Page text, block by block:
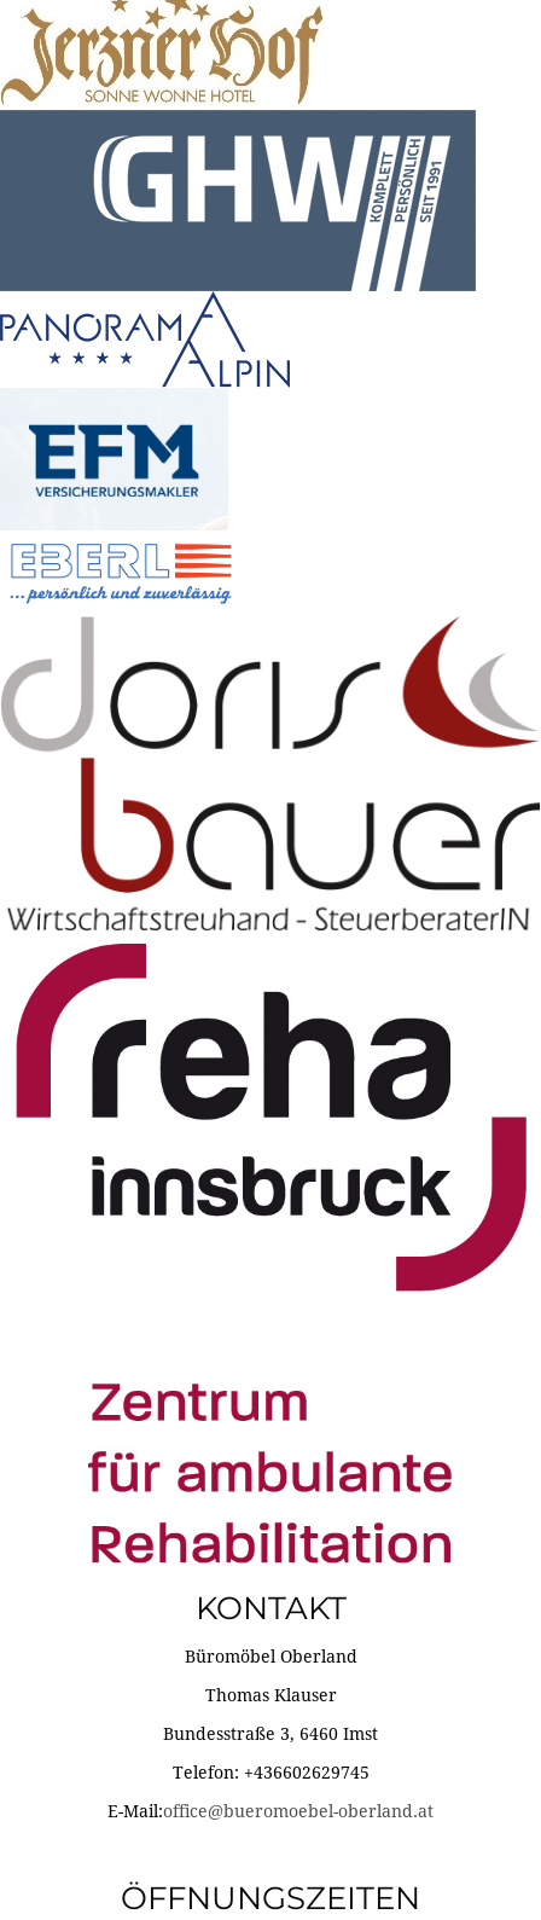
KONTAKT
Büromöbel Oberland
Thomas Klauser
Bundesstraße 3, 6460 Imst
Telefon: +436602629745
E-Mail:office@bueromoebel-oberland.at
ÖFFNUNGSZEITEN